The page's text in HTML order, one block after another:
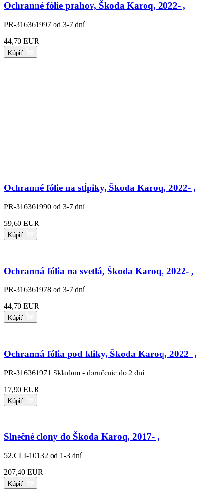
Ochranné fólie prahov, Škoda Karoq, 2022- ,
PR-316361997 od 3-7 dní
44,70 EUR
Kúpiť
Ochranné fólie na stĺpiky, Škoda Karoq, 2022- ,
PR-316361990 od 3-7 dní
59,60 EUR
Kúpiť
Ochranná fólia na svetlá, Škoda Karoq, 2022- ,
PR-316361978 od 3-7 dní
44,70 EUR
Kúpiť
Ochranná fólia pod kliky, Škoda Karoq, 2022- ,
PR-316361971 Skladom - doručenie do 2 dní
17,90 EUR
Kúpiť
Slnečné clony do Škoda Karoq, 2017- ,
52.CLI-10132 od 1-3 dní
207,40 EUR
Kúpiť